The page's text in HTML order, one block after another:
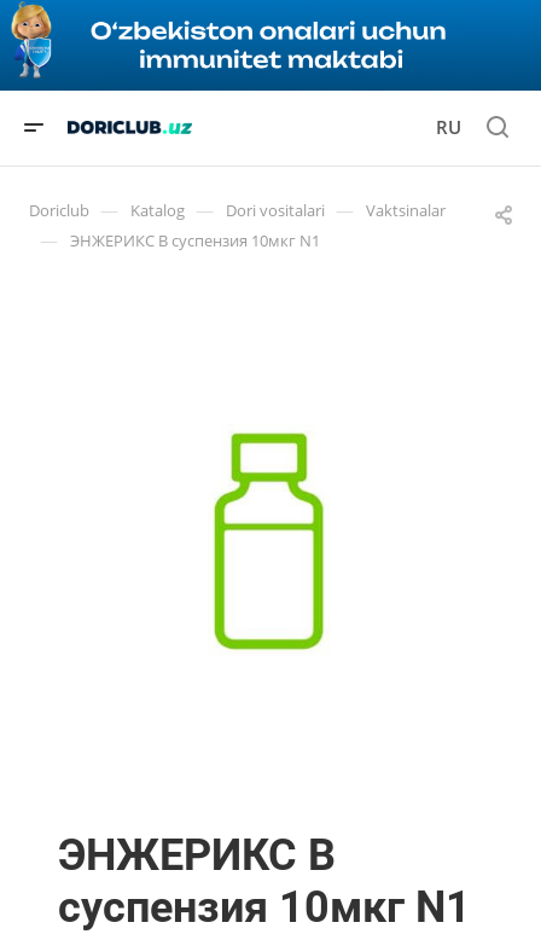
RU
Doriclub — Katalog — Dori vositalari — Vaktsinalar
— ЭНЖЕРИКС В суспензия 10мкг N1
ЭНЖЕРИКС В
суспензия 10мкг N1